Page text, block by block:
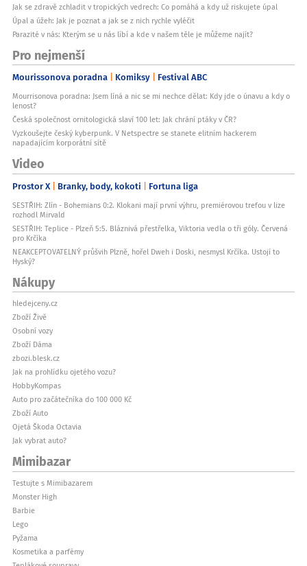
Jak se zdravě zchladit v tropických vedrech: Co pomáhá a kdy už riskujete úpal
Úpal a úžeh: Jak je poznat a jak se z nich rychle vyléčit
Parazité v nás: Kterým se u nás líbí a kde v našem těle je můžeme najít?
Pro nejmenší
Mourissonova poradna Komiksy Festival ABC
Mourrisonova poradna: Jsem líná a nic se mi nechce dělat: Kdy jde o únavu a kdy o
lenost?
Česká společnost ornitologická slaví 100 let: Jak chrání ptáky v ČR?
Vyzkoušejte český kyberpunk. V Netspectre se stanete elitním hackerem
napadajícím korporátní sítě
Video
Prostor X Branky, body, kokoti Fortuna liga
SESTŘIH: Zlín - Bohemians 0:2. Klokani mají první výhru, premiérovou trefou v lize
rozhodl Mirvald
SESTŘIH: Teplice - Plzeň 5:5. Bláznivá přestřelka, Viktoria vedla o tři góly. Červená
pro Krčíka
NEAKCEPTOVATELNÝ průšvih Plzně, hořel Dweh i Doski, nesmysl Krčíka. Ustojí to
Hyský?
Nákupy
hledejceny.cz
Zboží Živě
Osobní vozy
Zboží Dáma
zbozi.blesk.cz
Jak na prohlídku ojetého vozu?
HobbyKompas
Auto pro začátečníka do 100 000 Kč
Zboží Auto
Ojetá Škoda Octavia
Jak vybrat auto?
Mimibazar
Testujte s Mimibazarem
Monster High
Barbie
Lego
Pyžama
Kosmetika a parfémy